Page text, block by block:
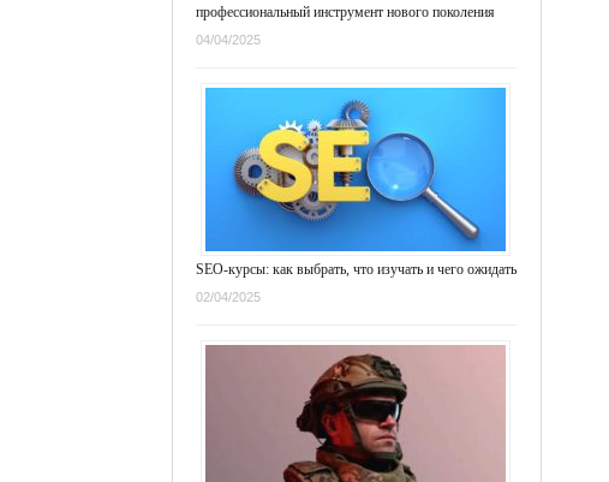
профессиональный инструмент нового поколения
04/04/2025
SEO-курсы: как выбрать, что изучать и чего ожидать
02/04/2025